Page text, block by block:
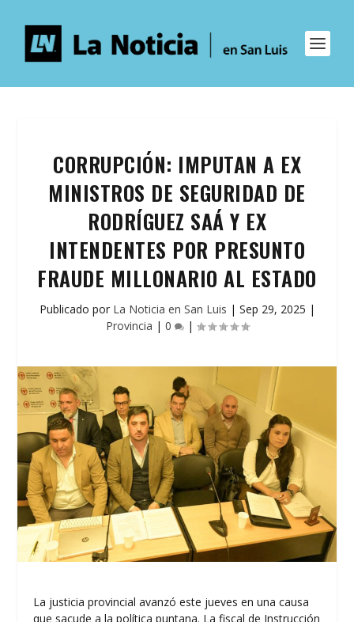
CORRUPCIÓN: IMPUTAN A EX
MINISTROS DE SEGURIDAD DE
RODRÍGUEZ SAÁ Y EX
INTENDENTES POR PRESUNTO
FRAUDE MILLONARIO AL ESTADO
Publicado por La Noticia en San Luis | Sep 29, 2025 |
Provincia | 0 |
La justicia provincial avanzó este jueves en una causa
que sacude a la política puntana. La fiscal de Instrucción